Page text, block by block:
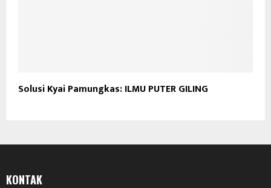
Solusi Kyai Pamungkas: ILMU PUTER GILING
KONTAK